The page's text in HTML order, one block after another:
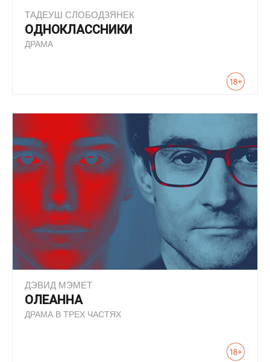
ТАДЕУШ СЛОБОДЗЯНЕК
ОДНОКЛАССНИКИ
ДРАМА
ДЭВИД МЭМЕТ
ОЛЕАННА
ДРАМА В ТРЕХ ЧАСТЯХ